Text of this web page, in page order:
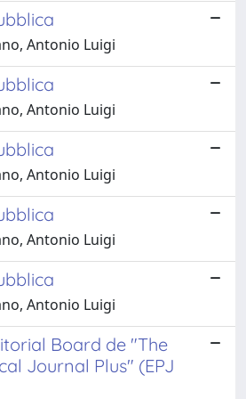
Antonio Luigi
Antonio Luigi
Antonio Luigi
Antonio Luigi
Antonio Luigi
Board de "The
Journal Plus" (EPJ